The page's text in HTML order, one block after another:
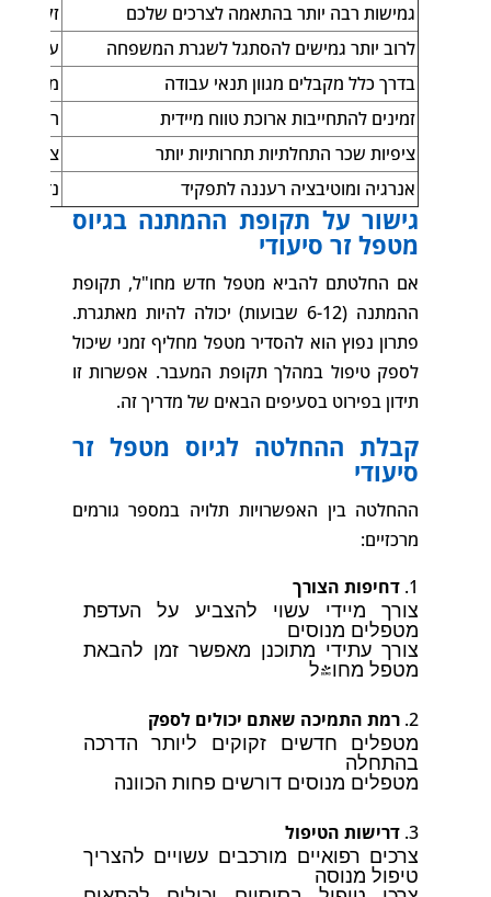
גמישות רבה יותר בהתאמה לצרכים שלכם
זקוקים
לרוב יותר גמישים להסתגל לשגרת המשפחה
בדרך כלל מקבלים מגוון תנאי עבודה
מחסומי
זמינים להתחייבות ארוכת טווח מיידית
רמות
ציפיות שכר התחלתיות תחרותיות יותר
צריכים
אנרגיה ומוטיבציה רעננה לתפקיד
נדרשת
גישור על תקופת ההמתנה בגיוס
מטפל זר סיעודי
אם החלטתם להביא מטפל חדש מחו"ל, תקופת
ההמתנה (6-12 שבועות) יכולה להיות מאתגרת.
פתרון נפוץ הוא להסדיר מטפל מחליף זמני שיכול
לספק טיפול במהלך תקופת המעבר. אפשרות זו
תידון בפירוט בסעיפים הבאים של מדריך זה.
קבלת ההחלטה לגיוס מטפל זר
סיעודי
ההחלטה בין האפשרויות תלויה במספר גורמים
מרכזיים:
דחיפות הצורך
צורך מיידי עשוי להצביע על העדפת
מטפלים מנוסים
צורך עתידי מתוכנן מאפשר זמן להבאת
מטפל מחו"ל
רמת התמיכה שאתם יכולים לספק
מטפלים חדשים זקוקים ליותר הדרכה
בהתחלה
מטפלים מנוסים דורשים פחות הכוונה
דרישות הטיפול
צרכים רפואיים מורכבים עשויים להצריך
טיפול מנוסה